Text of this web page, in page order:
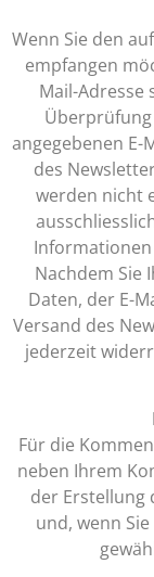
Wenn Sie den
empfangen
Mail-Adresse
angegebenen E-
des
werden nicht
Nachdem Sie
Daten, der E-
Versand des
jederzeit
Für die
neben Ihrem
der Erstellung
und, wenn